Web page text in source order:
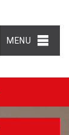
MENU